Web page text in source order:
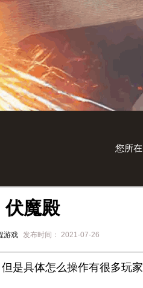
您所在
伏魔殿
游戏 发布时间： 2021-07-26
具体怎么操作有很多玩